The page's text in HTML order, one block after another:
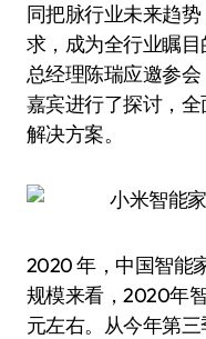
同把脉行业未来趋势
求，成为全行业瞩
总经理陈瑞应邀参
嘉宾进行了探讨，
解决方案。
2020 年，中国智能
规模来看，2020年
元左右。从今年第